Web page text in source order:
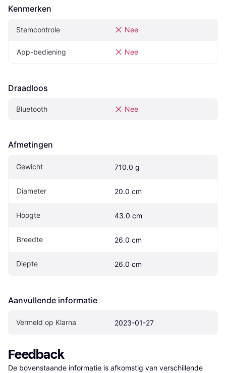
Kenmerken
Stemcontrole Nee
App-bediening Nee
Draadloos
Bluetooth Nee
Afmetingen
Gewicht 710.0 g
Diameter 20.0 cm
Hoogte 43.0 cm
Breedte 26.0 cm
Diepte 26.0 cm
Aanvullende informatie
Vermeld op Klarna 2023-01-27
Feedback
De bovenstaande informatie is afkomstig van verschillende